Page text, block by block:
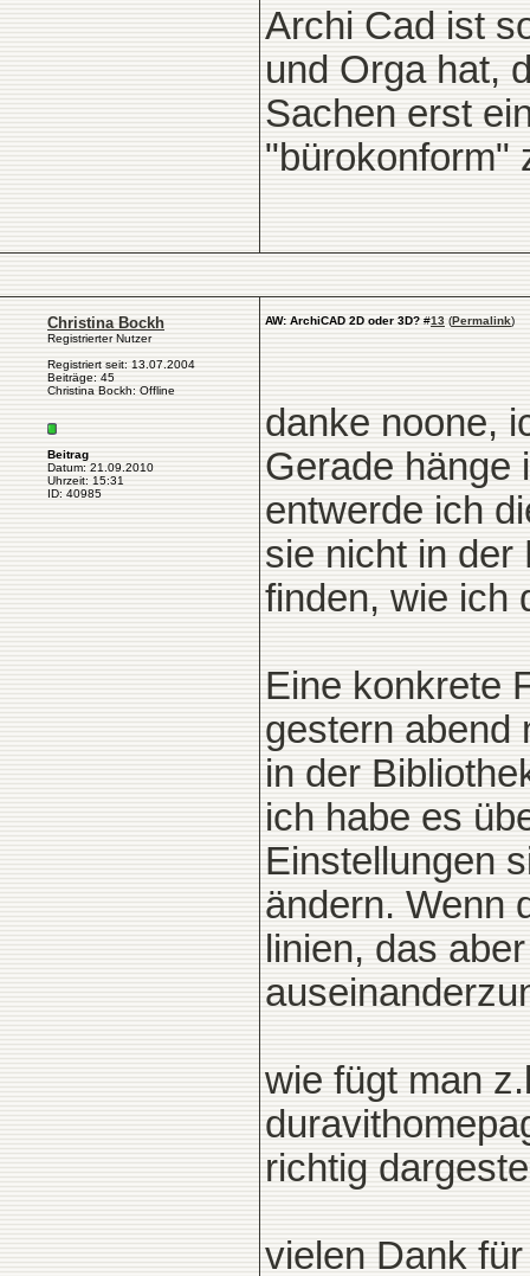
Archi Cad ist
und Orga hat,
Sachen erst
"bürokonform"
Christina Bockh
Registrierter Nutzer
Registriert seit: 13.07.2004
Beiträge: 45
Christina Bockh: Offline
Beitrag
Datum: 21.09.2010
Uhrzeit: 15:31
ID: 40985
AW: ArchiCAD 2D oder 3D? #13 (Permalink)
danke noone,
Gerade hänge
entwerde ich
sie nicht in der
finden, wie ich
Eine konkrete
gestern abend
in der
ich habe es
Einstellungen
ändern. Wenn
linien, das
wie fügt man
richtig
vielen Dank